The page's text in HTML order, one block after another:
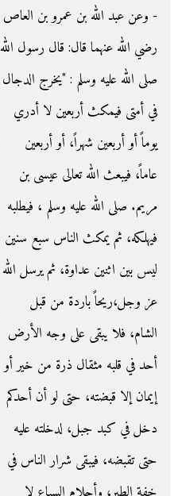
- وعن عبد الله بن عمرو بن العاص
رضي الله عنهما قال‏:‏ قال رسول الله
صلى الله عليه وسلم ‏:‏ ‏"‏يخرج الدجال
في أمتى فيمكث أربعين لا أدري
يوماً أو أربعين شهراً، أو أربعين
عاماً، فيبعث الله تعالى عيسى بن
مريم‏.‏ صلى الله عليه وسلم ، فيطلبه
فيهلكه، ثم يمكث الناس سبع سنين
ليس بين اثنين عداوة، ثم يرسل الله
عز وجل،ريحاً باردة من قبل
الشام، فلا يبقى على وجه الأرض
أحد في قلبه مثقال ذرة من خير أو
إيمان إلا قبضته، حتى لو أن أحدكم
دخل في كبد جبل، لدخلته عليه
حتى تقبضه، فيبقى شرار الناس في